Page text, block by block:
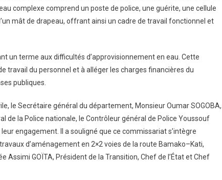
complexe comprend un poste de police, une guérite, une cellule
mât de drapeau, offrant ainsi un cadre de travail fonctionnel et
un terme aux difficultés d’approvisionnement en eau. Cette
travail du personnel et à alléger les charges financières du
publiques.
le Secrétaire général du département, Monsieur Oumar SOGOBA,
de la Police nationale, le Contrôleur général de Police Youssouf
engagement. Il a souligné que ce commissariat s’intègre
d’aménagement en 2×2 voies de la route Bamako–Kati,
Assimi GOÏTA, Président de la Transition, Chef de l’État et Chef